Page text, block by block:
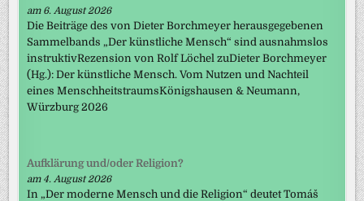
am 6. August 2026
Die Beiträge des von Dieter Borchmeyer herausgegebenen
Sammelbands „Der künstliche Mensch“ sind ausnahmslos
instruktivRezension von Rolf Löchel zuDieter Borchmeyer
(Hg.): Der künstliche Mensch. Vom Nutzen und Nachteil
eines MenschheitstraumsKönigshausen & Neumann,
Würzburg 2026
Aufklärung und/oder Religion?
am 4. August 2026
In „Der moderne Mensch und die Religion“ deutet Tomáš